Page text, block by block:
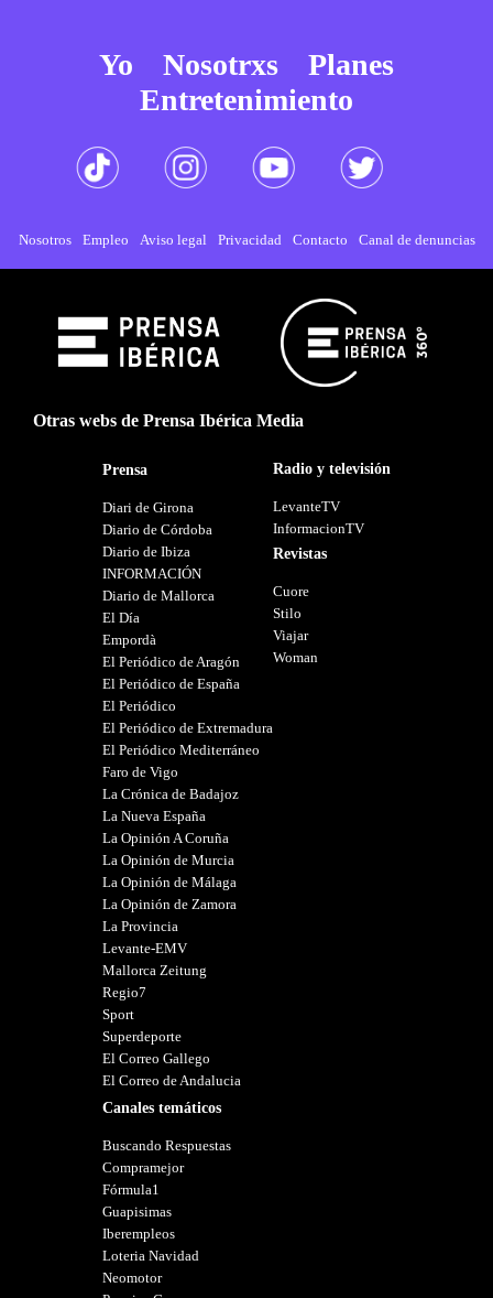
Yo Nosotrxs
Planes
Entretenimiento
Nosotros Empleo Aviso legal Privacidad Contacto Canal de denuncias
Otras webs de Prensa Ibérica Media
Prensa
Diari de Girona
Diario de Córdoba
Diario de Ibiza
INFORMACIÓN
Diario de Mallorca
El Día
Empordà
El Periódico de Aragón
El Periódico de España
El Periódico
El Periódico de Extremadura
El Periódico Mediterráneo
Faro de Vigo
La Crónica de Badajoz
La Nueva España
La Opinión A Coruña
La Opinión de Murcia
La Opinión de Málaga
La Opinión de Zamora
La Provincia
Levante-EMV
Mallorca Zeitung
Regio7
Sport
Superdeporte
El Correo Gallego
El Correo de Andalucia
Canales temáticos
Buscando Respuestas
Compramejor
Fórmula1
Guapisimas
Iberempleos
Loteria Navidad
Neomotor
Radio y televisión
LevanteTV
InformacionTV
Revistas
Cuore
Stilo
Viajar
Woman